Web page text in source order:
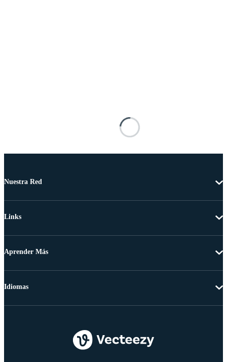
Nuestra Red
Links
Aprender Más
Idiomas